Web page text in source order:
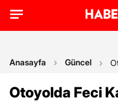
Anasayfa Güncel
Otoyolda Feci